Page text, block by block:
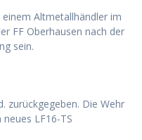
einem Altmetallhändler im
FF Oberhausen nach der
sein.
zurückgegeben. Die Wehr
LF16-TS